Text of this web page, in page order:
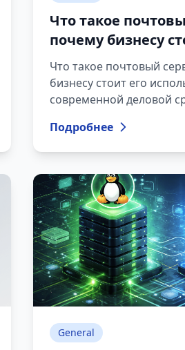
Что такое
почему бизнесу
использовать?
Что такое почтовый
бизнесу стоит его
современной деловой
коммуникации.
отправляют
внутренние рабочие
основой этого процесса
почтовый сервер.
Подробнее
General